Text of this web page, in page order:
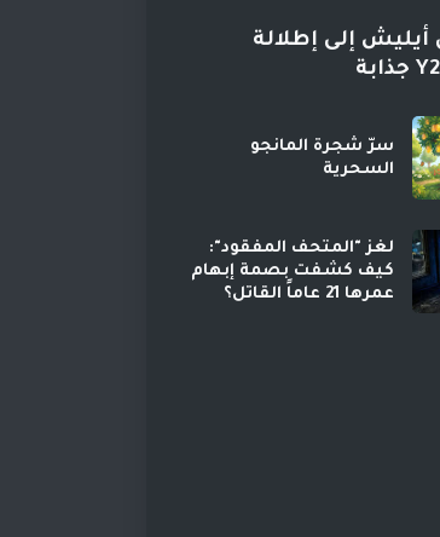
أيليش إلى إطلالة
سرّ شجرة المانجو
السحرية
لغز "المتحف المفقود":
كيف كشفت بصمة إبهام
عمرها 21 عاماً القاتل؟